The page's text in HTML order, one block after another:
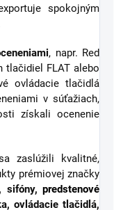
spokojným
, napr. Red
tlačidiel FLAT alebo
ovládacie tlačidlá
v súťažiach,
získali ocenenie
zaslúžili kvalitné,
prémiovej značky
sifóny,predstenové
ovládacie tlačidlá,